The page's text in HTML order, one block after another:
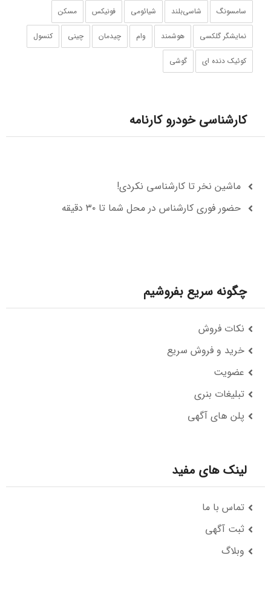
سامسونگ شاسی‌بلند شیائومی فونیکس مسکن
نمایشگر گلکسی هوشمند وام چیدمان چینی کنسول
کوئیک دنده ای گوشی‌
کارشناسی خودرو کارنامه
ماشین نخر تا کارشناسی نکردی!
حضور فوری کارشناس در محل شما تا ۳۰ دقیقه
چگونه سریع بفروشیم
نکات فروش
خرید و فروش سریع
عضویت
تبلیغات بنری
پلن های آگهی
لینک های مفید
تماس با ما
ثبت آگهی
وبلاگ